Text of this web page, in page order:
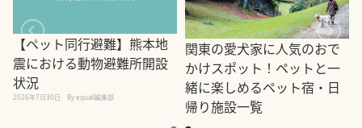
【ペット同行避難】熊本地
震における動物避難所開設
状況
2026年7月30日 By equall編集部
関東の愛犬家に人気のおで
かけスポット！ペットと一
緒に楽しめるペット宿・日
帰り施設一覧